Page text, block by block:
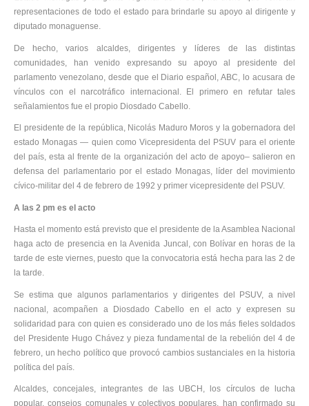
representaciones de todo el estado para brindarle su apoyo al dirigente y
diputado monaguense.
De hecho, varios alcaldes, dirigentes y líderes de las distintas
comunidades, han venido expresando su apoyo al presidente del
parlamento venezolano, desde que el Diario español, ABC, lo acusara de
vínculos con el narcotráfico internacional. El primero en refutar tales
señalamientos fue el propio Diosdado Cabello.
El presidente de la república, Nicolás Maduro Moros y la gobernadora del
estado Monagas — quien como Vicepresidenta del PSUV para el oriente
del país, esta al frente de la organización del acto de apoyo– salieron en
defensa del parlamentario por el estado Monagas, líder del movimiento
cívico-militar del 4 de febrero de 1992 y primer vicepresidente del PSUV.
A las 2 pm es el acto
Hasta el momento está previsto que el presidente de la Asamblea Nacional
haga acto de presencia en la Avenida Juncal, con Bolívar en horas de la
tarde de este viernes, puesto que la convocatoria está hecha para las 2 de
la tarde.
Se estima que algunos parlamentarios y dirigentes del PSUV, a nivel
nacional, acompañen a Diosdado Cabello en el acto y expresen su
solidaridad para con quien es considerado uno de los más fieles soldados
del Presidente Hugo Chávez y pieza fundamental de la rebelión del 4 de
febrero, un hecho político que provocó cambios sustanciales en la historia
política del país.
Alcaldes, concejales, integrantes de las UBCH, los círculos de lucha
popular, consejos comunales y colectivos populares, han confirmado su